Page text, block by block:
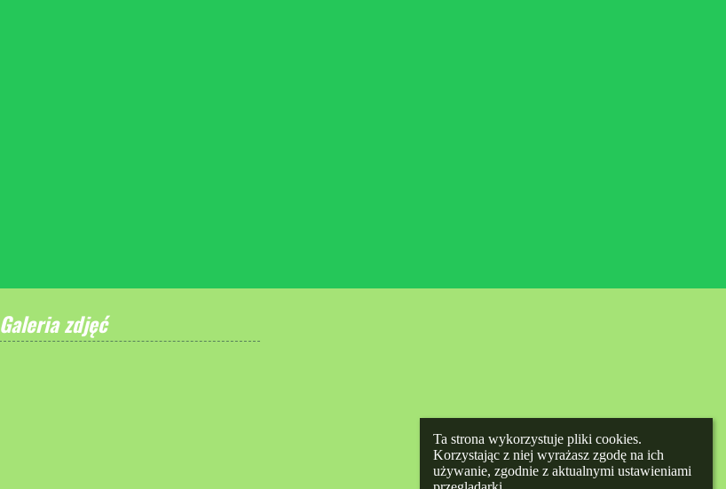
Ta strona wykorzystuje pliki cookies.
Korzystając z niej wyrażasz zgodę na ich
używanie, zgodnie z aktualnymi ustawieniami
Galeria zdjęć